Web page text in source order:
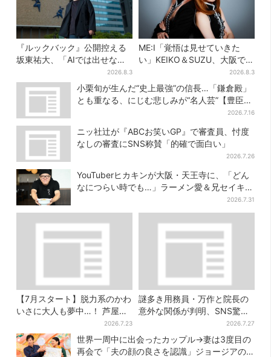
『ルックバック』公開控える
坂東祐大、「AIでは出せない
質感がある」映画音楽へのこ
だわり
2026.8.3
ME:I「覚悟は見せていきた
い」KEIKO＆SUZU、大阪で語
る…“日プ女子”からの3年間
と、7人で目指す夢
2026.8.3
小栗旬が生んだ“史上最強”の信長…「鎌倉殿」
とも重なる、にじむ悲しみが“名人芸”【豊臣兄
2026.7.16
ニッ社辻が『ABCお笑いGP』で審査員、忖度
なしの審査にSNS称賛「的確で面白い」
2026.7.26
YouTuberヒカキンが大阪・天王寺に、「どん
なにつらい時でも…」ラーメン愛＆兄セイキン
2026.7.31
【7月スタート】脱力系のかわ
いさに大人も夢中…！ 芦屋の
美術館で「チェコ絵本」展、
老舗文具メーカーのグッズに
も注目
2026.7.23
謎多き用務員・万作と院長の
意外な関係が判明、SNS驚き
2026.7.27
世界一周中に出会ったカップル→妻は3度目の
再会で「夫の顔の良さを認識」ジョージアの